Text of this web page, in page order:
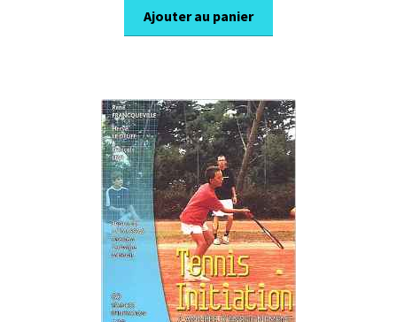
initial
était :
actuel
est :
Ajouter au panier